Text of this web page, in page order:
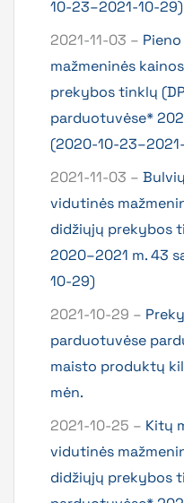
10-23–2021-10-29)
2021-11-03 –
mažmeninės
prekybos tinklų
parduotuvėse*
(2020-10-
2021-11-03 –
vidutinės
didžiųjų prekybos
2020–2021 m. 43
10-29)
2021-10-29 –
parduotuvėse
maisto produktų
mėn.
2021-10-25 – Kitų
vidutinės
didžiųjų prekybos